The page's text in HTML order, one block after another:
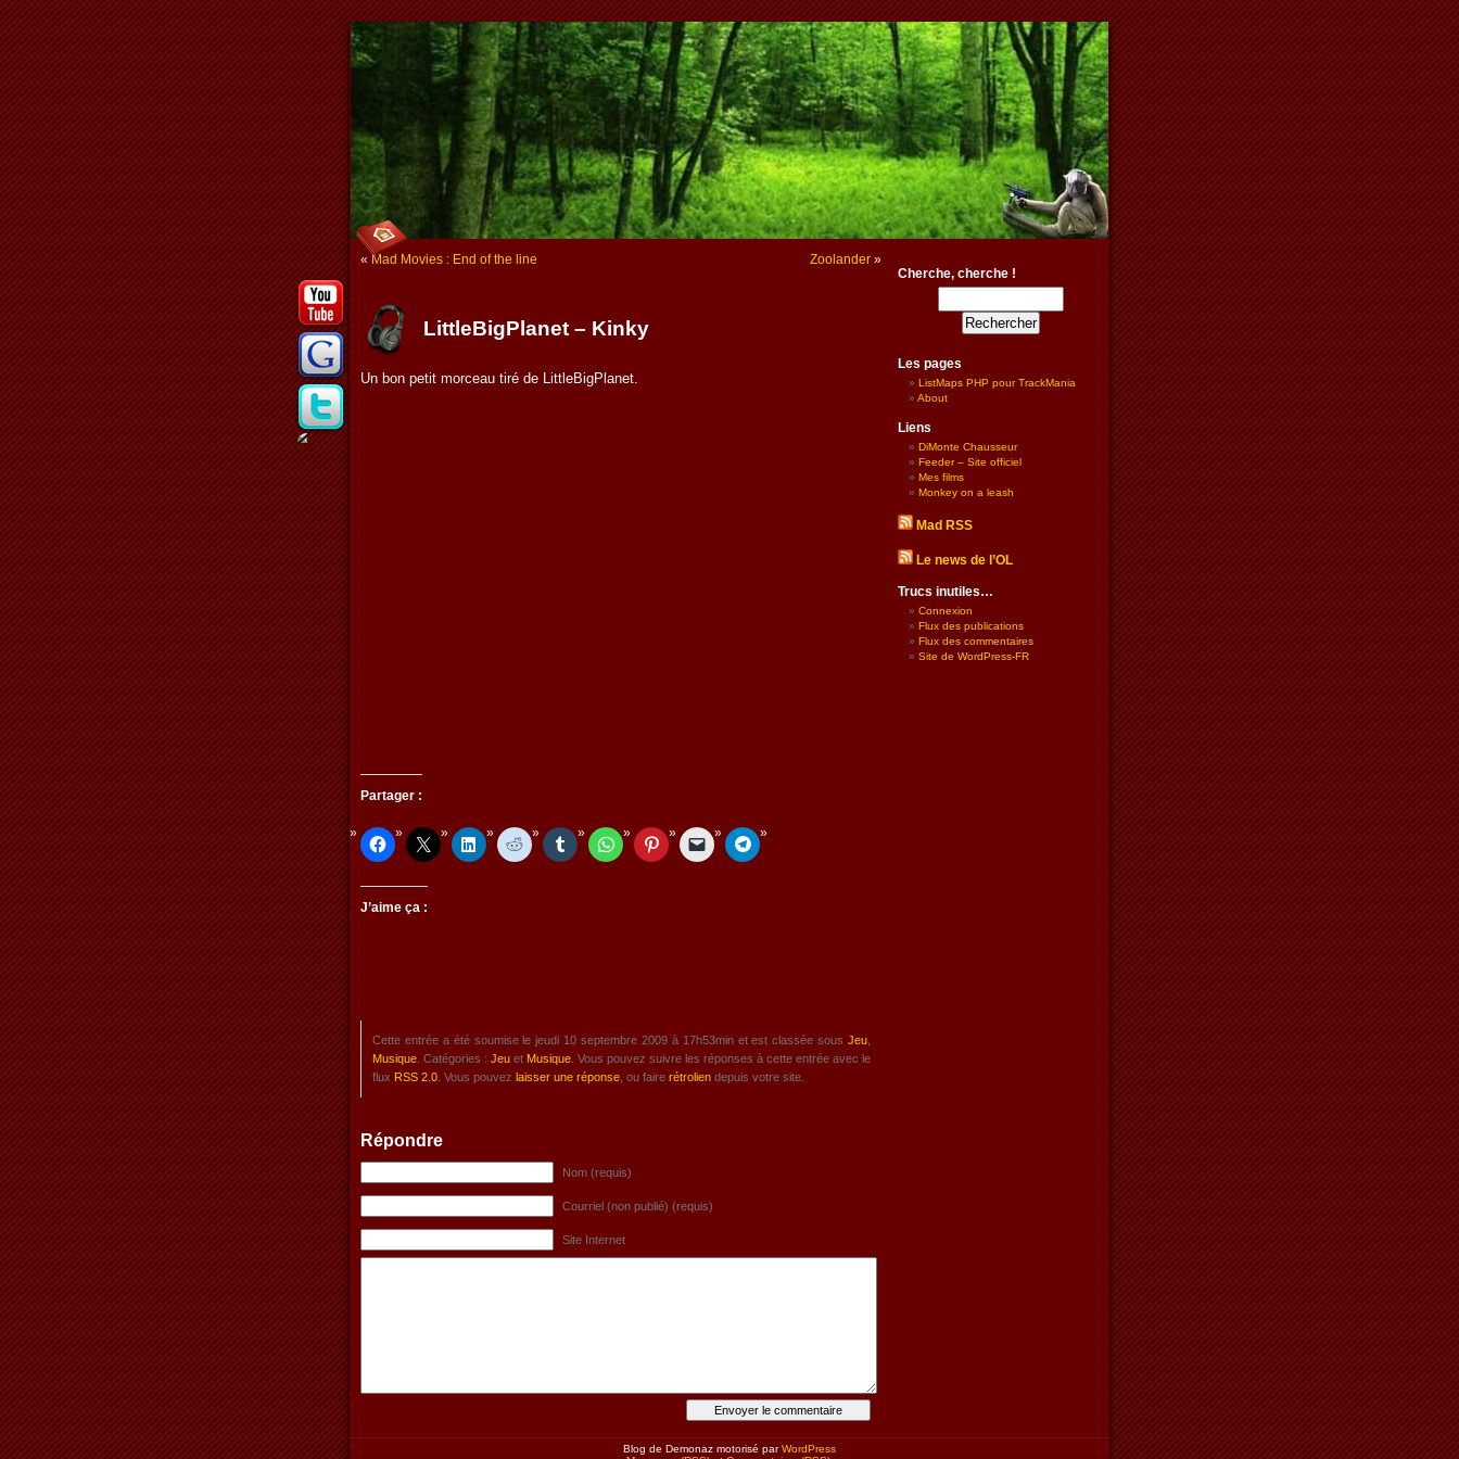
« Mad Movies : End of the line Zoolander »
LittleBigPlanet – Kinky
Un bon petit morceau tiré de LittleBigPlanet.
Partager :
J’aime ça :
Cette entrée a été soumise le jeudi 10 septembre 2009 à 17h53min et est classée sous Jeu
Musique . Catégories : Jeu et Musique . Vous pouvez suivre les réponses à cette entrée avec le
flux RSS 2.0 . Vous pouvez laisser une réponse , ou faire rétrolien depuis votre site.
Répondre
Nom (requis)
Courriel (non publié) (requis)
Site Internet
Cherche, cherche !
Les pages
ListMaps PHP pour TrackMania
About
Liens
DiMonte Chausseur
Feeder – Site officiel
Mes films
Monkey on a leash
Mad RSS
Le news de l’OL
Trucs inutiles…
Connexion
Flux des publications
Flux des commentaires
Site de WordPress-FR
Blog de Demonaz motorisé parWordPress